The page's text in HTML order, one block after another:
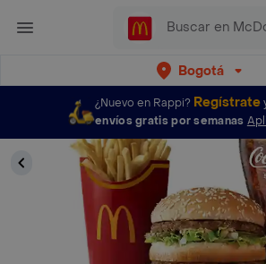
Bogotá
¿Nuevo en Rappi? Regístrate
envíos gratis por semanas